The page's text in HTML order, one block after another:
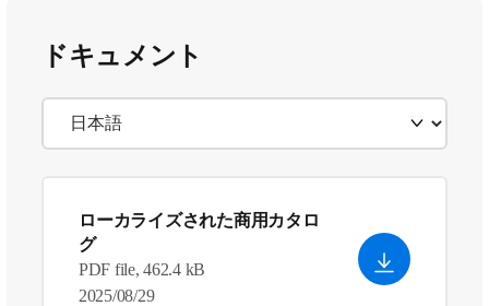
ドキュメント
ローカライズされた商用カタロ
グ
PDF file, 462.4 kB
2025/08/29